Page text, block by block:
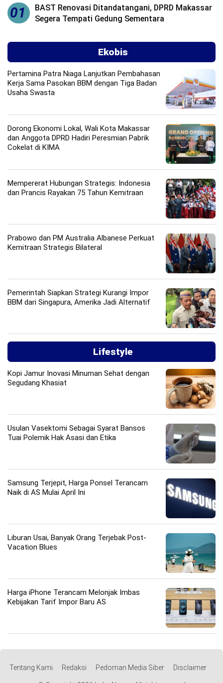
01
BAST Renovasi Ditandatangani, DPRD Makassar
Segera Tempati Gedung Sementara
Ekobis
Pertamina Patra Niaga Lanjutkan Pembahasan
Kerja Sama Pasokan BBM dengan Tiga Badan
Usaha Swasta
Dorong Ekonomi Lokal, Wali Kota Makassar
dan Anggota DPRD Hadiri Peresmian Pabrik
Cokelat di KIMA
Mempererat Hubungan Strategis: Indonesia
dan Prancis Rayakan 75 Tahun Kemitraan
Prabowo dan PM Australia Albanese Perkuat
Kemitraan Strategis Bilateral
Pemerintah Siapkan Strategi Kurangi Impor
BBM dari Singapura, Amerika Jadi Alternatif
Lifestyle
Kopi Jamur Inovasi Minuman Sehat dengan
Segudang Khasiat
Usulan Vasektomi Sebagai Syarat Bansos
Tuai Polemik Hak Asasi dan Etika
Samsung Terjepit, Harga Ponsel Terancam
Naik di AS Mulai April Ini
Liburan Usai, Banyak Orang Terjebak Post-
Vacation Blues
Harga iPhone Terancam Melonjak Imbas
Kebijakan Tarif Impor Baru AS
Tentang Kami Redaksi Pedoman Media Siber Disclaimer